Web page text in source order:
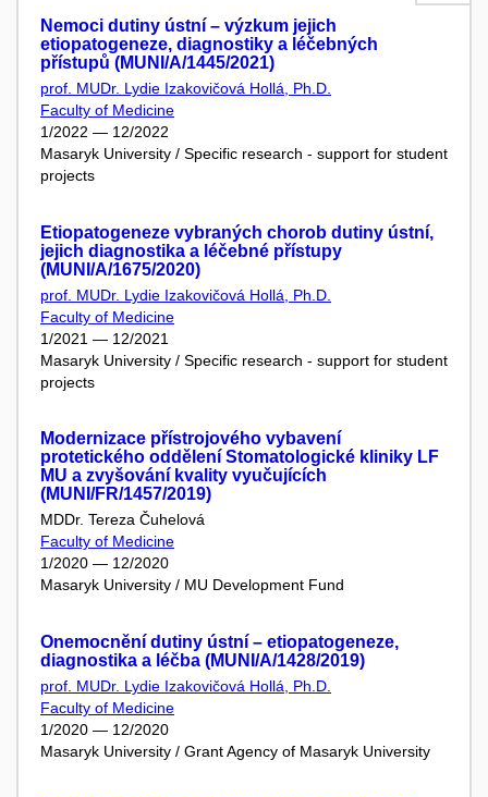
Nemoci dutiny ústní – výzkum jejich
etiopatogeneze, diagnostiky a léčebných
přístupů (MUNI/A/1445/2021)
prof. MUDr. Lydie Izakovičová Hollá, Ph.D.
Faculty of Medicine
1/2022 — 12/2022
Masaryk University / Specific research - support for student
projects
Etiopatogeneze vybraných chorob dutiny ústní,
jejich diagnostika a léčebné přístupy
(MUNI/A/1675/2020)
prof. MUDr. Lydie Izakovičová Hollá, Ph.D.
Faculty of Medicine
1/2021 — 12/2021
Masaryk University / Specific research - support for student
projects
Modernizace přístrojového vybavení
protetického oddělení Stomatologické kliniky LF
MU a zvyšování kvality vyučujících
(MUNI/FR/1457/2019)
MDDr. Tereza Čuhelová
Faculty of Medicine
1/2020 — 12/2020
Masaryk University / MU Development Fund
Onemocnění dutiny ústní – etiopatogeneze,
diagnostika a léčba (MUNI/A/1428/2019)
prof. MUDr. Lydie Izakovičová Hollá, Ph.D.
Faculty of Medicine
1/2020 — 12/2020
Masaryk University / Grant Agency of Masaryk University